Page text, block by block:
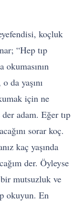
koçluk
“Hep tıp
okumasının
da yaşını
için ne
adam. Eğer tıp
sorar koç.
kaç yaşında
der. Öyleyse
mutsuzluk ve
okuyun. En